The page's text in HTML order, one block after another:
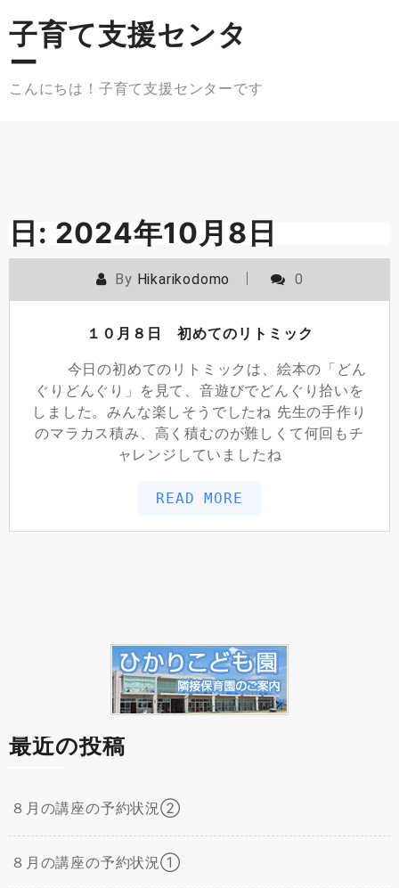
to
content
子育て支援センタ
ー
こんにちは！子育て支援センターです
日: 2024年10月8日
By Hikarikodomo 0
１０月８日 初めてのリトミック
今日の初めてのリトミックは、絵本の「どん
ぐりどんぐり」を見て、音遊びでどんぐり拾いを
しました。みんな楽しそうでしたね 先生の手作り
のマラカス積み、高く積むのが難しくて何回もチ
ャレンジしていましたね
READ MORE
最近の投稿
８月の講座の予約状況②
８月の講座の予約状況①